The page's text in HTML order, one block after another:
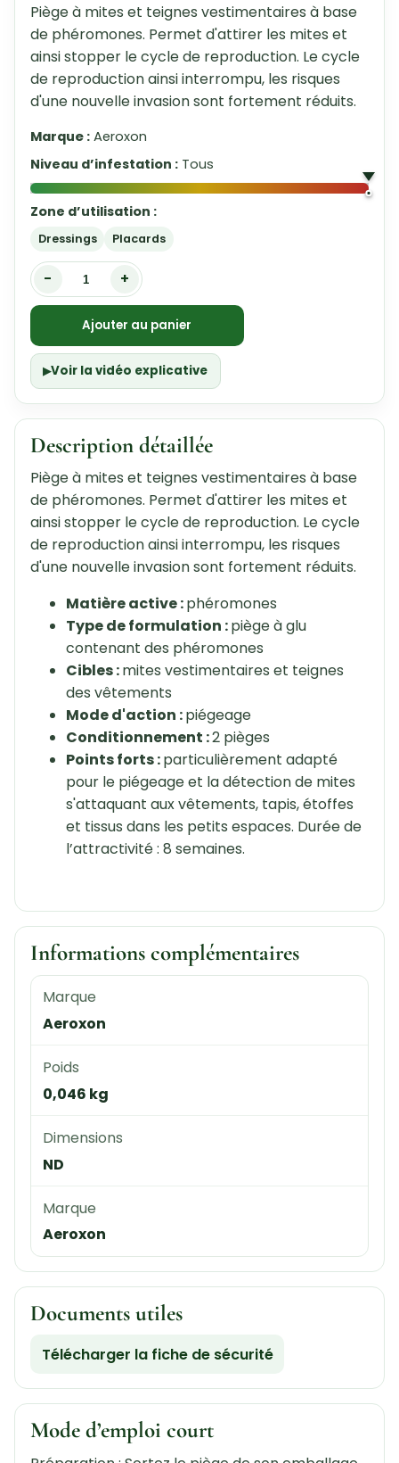
Piège à mites et teignes vestimentaires à base
de phéromones. Permet d'attirer les mites et
ainsi stopper le cycle de reproduction. Le cycle
de reproduction ainsi interrompu, les risques
d'une nouvelle invasion sont fortement réduits.
Marque :Aeroxon
Niveau d’infestation :Tous
Zone d’utilisation :
Dressings Placards
- +
Ajouter au panier
Voir la vidéo explicative
Description détaillée
Piège à mites et teignes vestimentaires à base
de phéromones. Permet d'attirer les mites et
ainsi stopper le cycle de reproduction. Le cycle
de reproduction ainsi interrompu, les risques
d'une nouvelle invasion sont fortement réduits.
Matière active :phéromones
Type de formulation :piège à glu
contenant des phéromones
Cibles :mites vestimentaires et teignes
des vêtements
Mode d'action :piégeage
Conditionnement :2 pièges
Points forts :particulièrement adapté
pour le piégeage et la détection de mites
s'attaquant aux vêtements, tapis, étoffes
et tissus dans les petits espaces. Durée de
l’attractivité : 8 semaines.
Informations complémentaires
Marque
Aeroxon
Poids
0,046 kg
Dimensions
ND
Marque
Aeroxon
Documents utiles
Télécharger la fiche de sécurité
Mode d’emploi court